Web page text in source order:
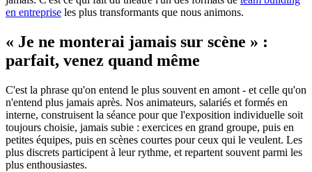
en entreprise les plus transformants que nous animons.
« Je ne monterai jamais sur scène » :
parfait, venez quand même
C'est la phrase qu'on entend le plus souvent en amont - et celle qu'on
n'entend plus jamais après. Nos animateurs, salariés et formés en
interne, construisent la séance pour que l'exposition individuelle soit
toujours choisie, jamais subie : exercices en grand groupe, puis en
petites équipes, puis en scènes courtes pour ceux qui le veulent. Les
plus discrets participent à leur rythme, et repartent souvent parmi les
plus enthousiastes.